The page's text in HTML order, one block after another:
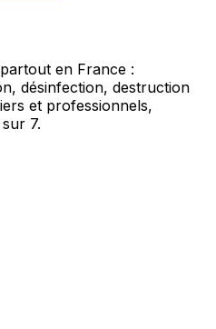
en France :
désinfection, destruction
et professionnels,
7.